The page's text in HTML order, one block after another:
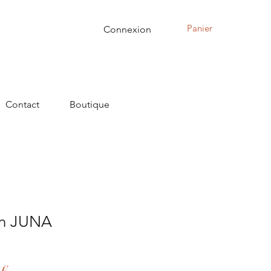
Panier
Connexion
Contact Boutique
JUNA